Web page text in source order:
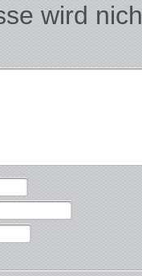
wird